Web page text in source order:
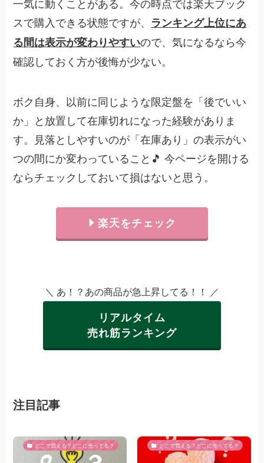
スで購入できる状態ですが、 ランキング上位にあ
る間は表示が変わりやすいので、気になるなら今
確認しておく方が後悔が少ない。
ボク自身、以前に同じような限定盤を「後でいい
か」と放置して在庫切れになった経験がありま
す。見落としやすいのが「在庫あり」の表示がい
つの間にか変わっていること🎵 今ページを開ける
ならチェックしておいて損はないと思う。
楽天をチェック
＼ あ！？あの商品が急上昇してる！！ ／
リアルタイム
売れ筋ランキング
注目記事
どこで買える？どこに売ってる？ どこで買える？どこに売ってる？